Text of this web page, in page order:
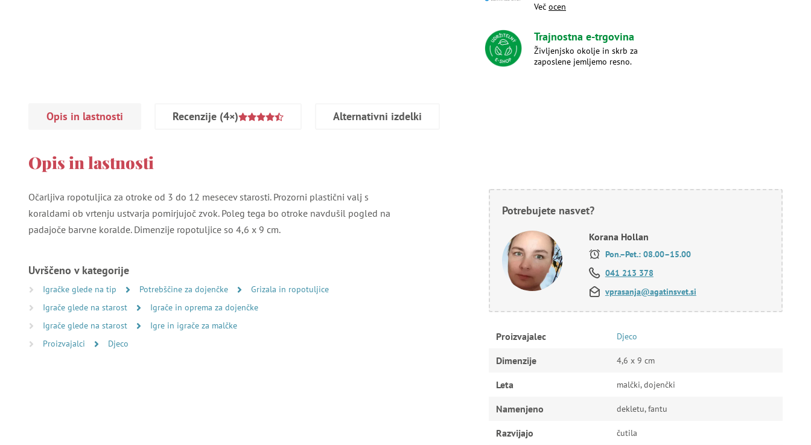
Več ocen
Trajnostna e-trgovina
Življenjsko okolje in skrb za
zaposlene jemljemo resno.
Opis in lastnosti Recenzije (4×) Alternativni izdelki
Opis in lastnosti
Očarljiva ropotuljica za otroke od 3 do 12 mesecev starosti. Prozorni plastični valj s
koraldami ob vrtenju ustvarja pomirjujoč zvok. Poleg tega bo otroke navdušil pogled na
padajoče barvne koralde. Dimenzije ropotuljice so 4,6 x 9 cm.
Uvrščeno v kategorije
Igračke glede na tip Potrebščine za dojenčke
Grizala in ropotuljice
Igrače glede na starost
Igrače in oprema za dojenčke
Igrače glede na starost
Igre in igrače za malčke
Proizvajalci
Djeco
Potrebujete nasvet?
Korana Hollan
Pon.–Pet.: 08.00–15.00
041 213 378
vprasanja@agatinsvet.si
Proizvajalec Djeco
Dimenzije 4,6 x 9 cm
Leta malčki, dojenčki
Namenjeno dekletu, fantu
Razvijajo čutila